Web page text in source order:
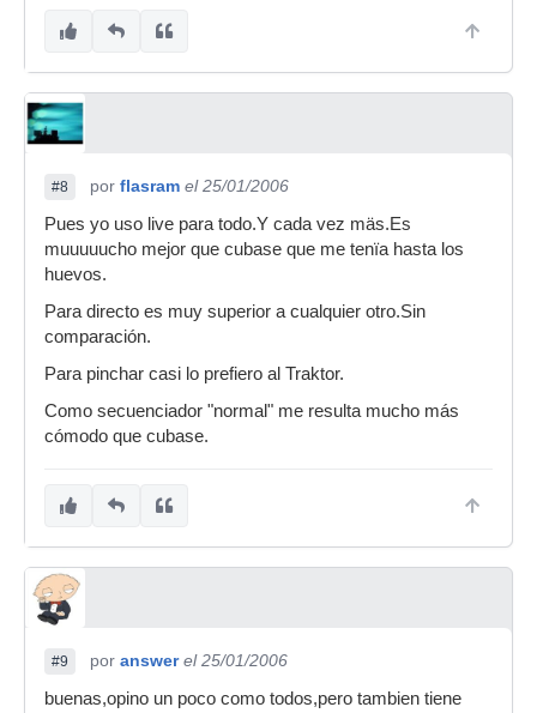
#8 por flasram el 25/01/2006
Pues yo uso live para todo.Y cada vez mäs.Es
muuuuucho mejor que cubase que me tenïa hasta los
huevos.
Para directo es muy superior a cualquier otro.Sin
comparación.
Para pinchar casi lo prefiero al Traktor.
Como secuenciador "normal" me resulta mucho más
cómodo que cubase.
#9 por answer el 25/01/2006
buenas,opino un poco como todos,pero tambien tiene